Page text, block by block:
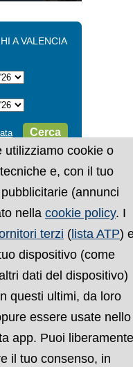
A VALENCIA
Cerca
utilizziamo cookie o
e, con il tuo
(annunci
nella cookie policy. I
terzi ( lista ATP)
dispositivo (come
dati del dispositivo)
questi ultimi, da loro
essere usate nello
app. Puoi liberamente
il tuo consenso, in